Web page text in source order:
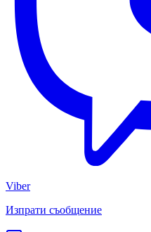
Viber
Изпрати съобщение